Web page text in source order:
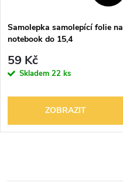
Samolepka samolepící folie na
notebook do 15,4
59 Kč
Skladem 22 ks
ZOBRAZIT